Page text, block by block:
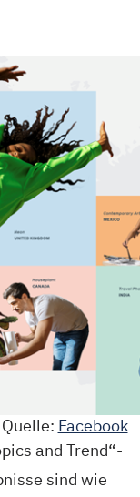
Quelle: Facebook
and Trend“-
sind wie